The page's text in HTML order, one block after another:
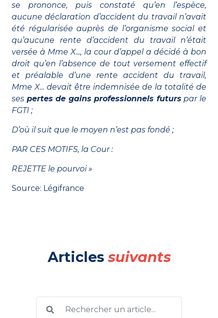
se prononce, puis constaté qu’en l’espèce,
aucune déclaration d’accident du travail n’avait
été régularisée auprès de l’organisme social et
qu’aucune rente d’accident du travail n’était
versée à Mme X..., la cour d’appel a décidé à bon
droit qu’en l’absence de tout versement effectif
et préalable d’une rente accident du travail,
Mme X... devait être indemnisée de la totalité de
ses pertes de gains professionnels futurs par le
FGTI ;
D’où il suit que le moyen n’est pas fondé ;
PAR CES MOTIFS, la Cour :
REJETTE le pourvoi »
Source: Légifrance
Articlessuivants